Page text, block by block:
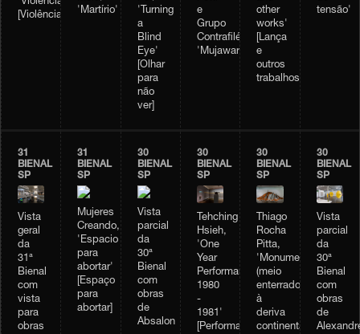
'Violencia'
[Violência]
'Martírio'
'Turning
a
Blind
Eye'
[Olhar
para
não
ver]
e
Grupo
Contrafilé,
'Mujawara'
other
works'
[Lança
e
outros
trabalhos]
tensão'
31
BIENAL
SP
Vista
geral
da
31ª
Bienal
com
vista
para
obras
31
BIENAL
SP
Mujeres
Creando,
'Espacio
para
abortar'
[Espaço
para
abortar]
30
BIENAL
SP
Vista
parcial
da
30ª
Bienal
com
obras
de
Absalon
30
BIENAL
SP
Tehching
Hsieh,
'One
Year
Performance
1980
-
1981'
[Performance
30
BIENAL
SP
Thiago
Rocha
Pitta,
'Monumento
(meio
enterrado)
à
deriva
continental'
30
BIENAL
SP
Vista
parcial
da
30ª
Bienal
com
obras
de